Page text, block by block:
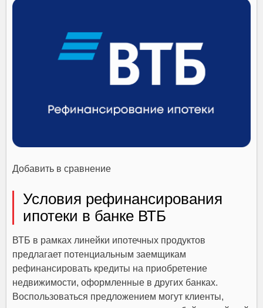
Добавить в сравнение
Условия рефинансирования
ипотеки в банке ВТБ
ВТБ в рамках линейки ипотечных продуктов
предлагает потенциальным заемщикам
рефинансировать кредиты на приобретение
недвижимости, оформленные в других банках.
Воспользоваться предложением могут клиенты,